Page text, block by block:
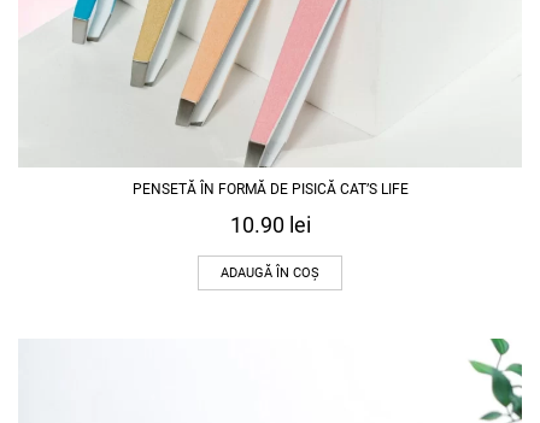
PENSETĂ ÎN FORMĂ DE PISICĂ CAT’S LIFE
10.90 lei
ADAUGĂ ÎN COȘ